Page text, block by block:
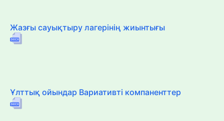
Жазғы сауықтыру лагерінің жиынтығы
Ұлттық ойындар Вариативті компаненттер